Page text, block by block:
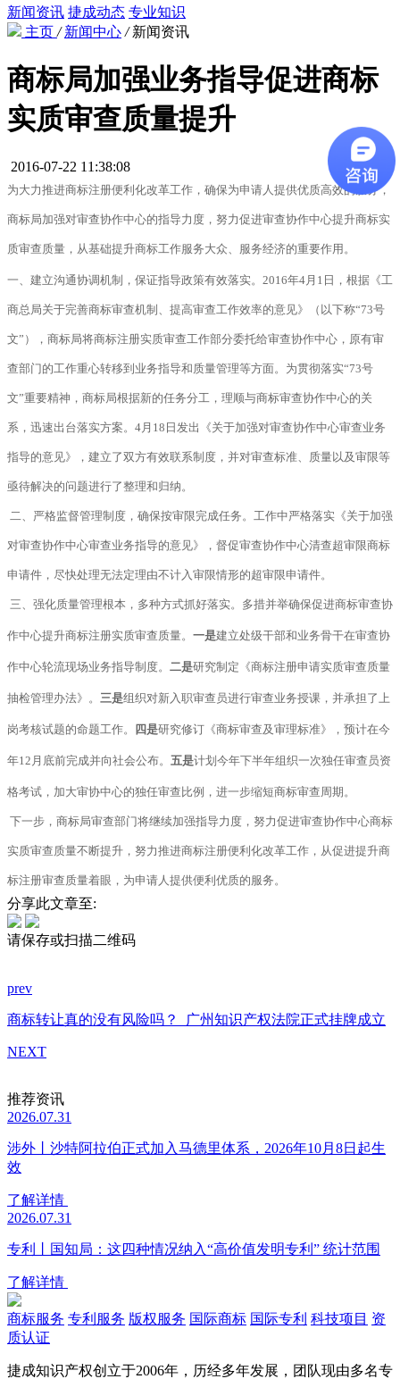
新闻资讯 捷成动态 专业知识
主页 / 新闻中心 / 新闻资讯
商标局加强业务指导促进商标
实质审查质量提升
2016-07-22 11:38:08
为大力推进商标注册便利化改革工作，确保为申请人提供优质高效的服务，
商标局加强对审查协作中心的指导力度，努力促进审查协作中心提升商标实
质审查质量，从基础提升商标工作服务大众、服务经济的重要作用。
一、建立沟通协调机制， 保证指导政策有效落实。 2016年4月1日，根据《工
商总局关于完善商标审查机制、提高审查工作效率的意见》（以下称“73号
文”），商标局将商标注册实质审查工作部分委托给审查协作中心，原有审
查部门的工作重心转移到业务指导和质量管理等方面。 为贯彻落实“73号
文”重要精神，商标局根据新的任务分工，理顺与商标审查协作中心的关
系，迅速出台落实方案。4月18日发出《关于加强对审查协作中心审查业务
指导的意见》，建立了双方有效联系制度，并对审查标准、质量以及审限等
亟待解决的问题进行了整理和归纳。
二、严格监督管理制度，确保按审限完成任务。 工作中严格落实 《关于加强
对审查协作中心审查业务指导的意见》，督促审查协作中心清查超审限商标
申请件，尽快处理无法定理由不计入审限情形的超审限申请件。
三、强化质量管理根本，多种方式抓好落实。 多措并举确保促进商标审查协
作中心提升商标注册实质审查质量。 一是建立处级干部和业务骨干在审查协
作中心轮流现场业务指导制度。 二是研究制定《商标注册申请实质审查质量
抽检管理办法》。 三是组织对新入职审查员进行审查业务授课，并承担了上
岗考核试题的命题工作。 四是研究修订《商标审查及审理标准》，预计在今
年12月底前完成并向社会公布。 五是计划今年下半年组织一次独任审查员资
格考试，加大审协中心的独任审查比例，进一步缩短商标审查周期。
下一步，商标局审查部门将继续加强指导力度，努力促进审查协作中心商标
实质审查质量不断提升，努力推进商标注册便利化改革工作，从促进提升商
标注册审查质量着眼，为申请人提供便利优质的服务。
分享此文章至:
请保存或扫描二维码
prev
商标转让真的没有风险吗？ 广州知识产权法院正式挂牌成立
NEXT
推荐资讯
2026.07.31
涉外丨沙特阿拉伯正式加入马德里体系，2026年10月8日起生
效
了解详情
2026.07.31
专利丨国知局：这四种情况纳入“高价值发明专利” 统计范围
了解详情
商标服务 专利服务 版权服务 国际商标 国际专利 科技项目 资
质认证
捷成知识产权创立于2006年，历经多年发展，团队现由多名专